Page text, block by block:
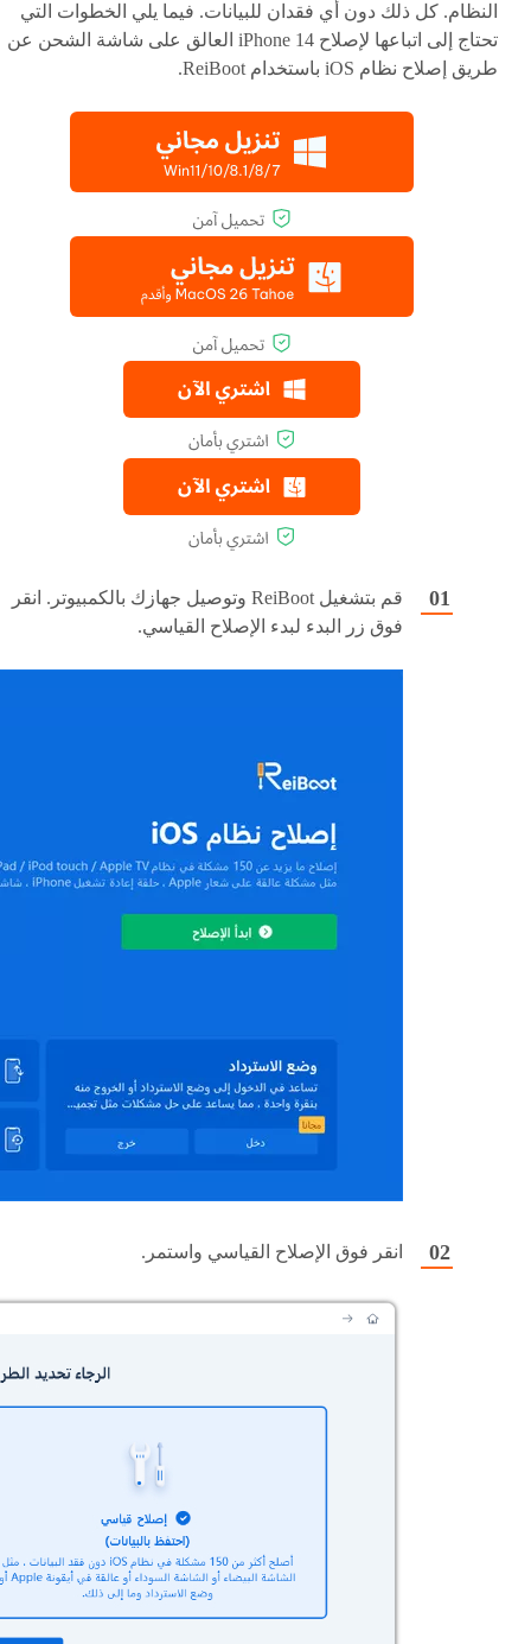
النظام. كل ذلك دون أي فقدان للبيانات. فيما يلي الخطوات التي
تحتاج إلى اتباعها لإصلاح iPhone 14 العالق على شاشة الشحن عن
طريق إصلاح نظام iOS باستخدام ReiBoot.
قم بتشغيل ReiBoot وتوصيل جهازك بالكمبيوتر. انقر
فوق زر البدء لبدء الإصلاح القياسي.
انقر فوق الإصلاح القياسي واستمر.